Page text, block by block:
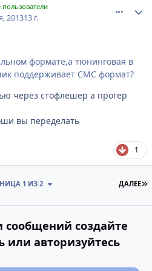
201313 г.
формате,а тюнинговая в
поддерживает СМС формат?
через стофлешер а прогер
вы переделать
1
ДАЛЕЕ
1 ИЗ 2
создайте
или авторизуйтесь